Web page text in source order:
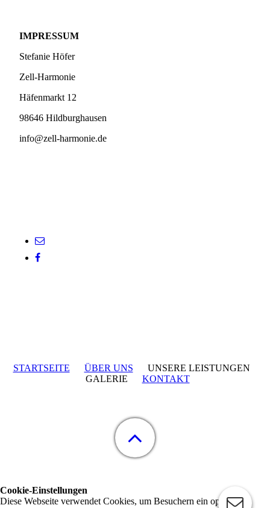
IMPRESSUM
Stefanie Höfer
Zell-Harmonie
Häfenmarkt 12
98646 Hildburghausen
info@zell-harmonie.de
STARTSEITE ÜBER UNS UNSERE LEISTUNGEN
GALERIE KONTAKT
Cookie-Einstellungen
Diese Webseite verwendet Cookies, um Besuchern ein optimales